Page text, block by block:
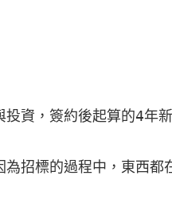
資，簽約後起算的4年
招標的過程中，東西